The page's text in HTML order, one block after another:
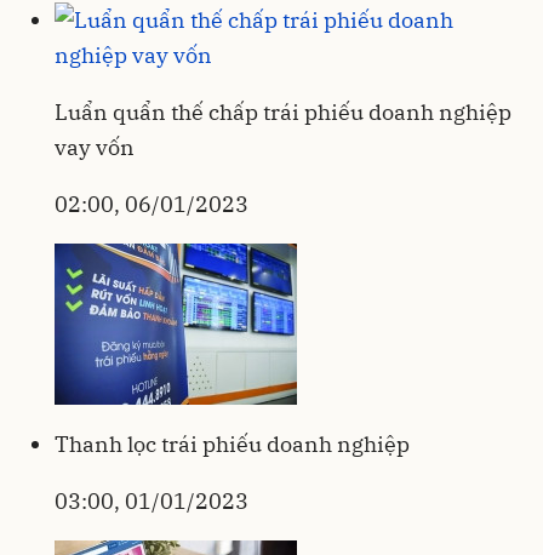
Luẩn quẩn thế chấp trái phiếu doanh nghiệp
vay vốn
02:00, 06/01/2023
Thanh lọc trái phiếu doanh nghiệp
03:00, 01/01/2023